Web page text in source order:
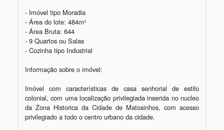
- Imóvel tipo Moradia
- Área do lote: 484m²
- Área Bruta: 644
- 9 Quartos ou Salas
- Cozinha tipo Industrial
Informação sobre o imóvel:
Imóvel com características de casa senhorial de estilo
colonial, com uma localização privilegiada inserida no nucleo
da Zona Historica da Cidade de Matosinhos, com acesso
privilegiado a todo o centro urbano da cidade.